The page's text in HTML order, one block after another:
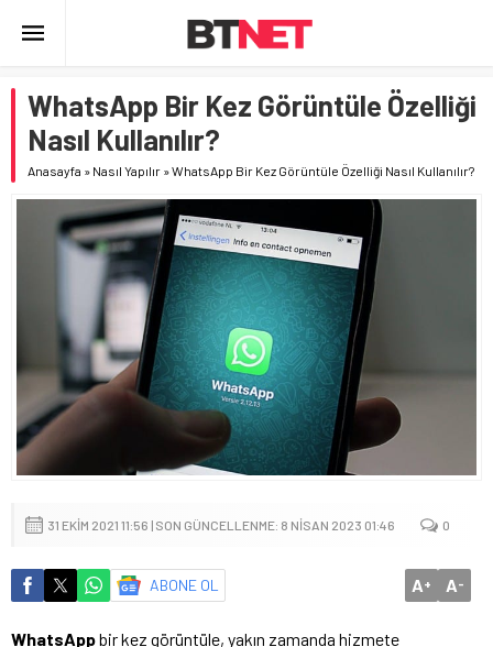
WhatsApp Bir Kez Görüntüle Özelliği
Nasıl Kullanılır?
Anasayfa » Nasıl Yapılır »WhatsApp Bir Kez Görüntüle Özelliği Nasıl Kullanılır?
31 EKIM 2021 11:56 | SON GÜNCELLENME: 8 NISAN 2023 01:46 0
ABONE OL A+ A-
WhatsAppbir kez görüntüle, yakın zamanda hizmete